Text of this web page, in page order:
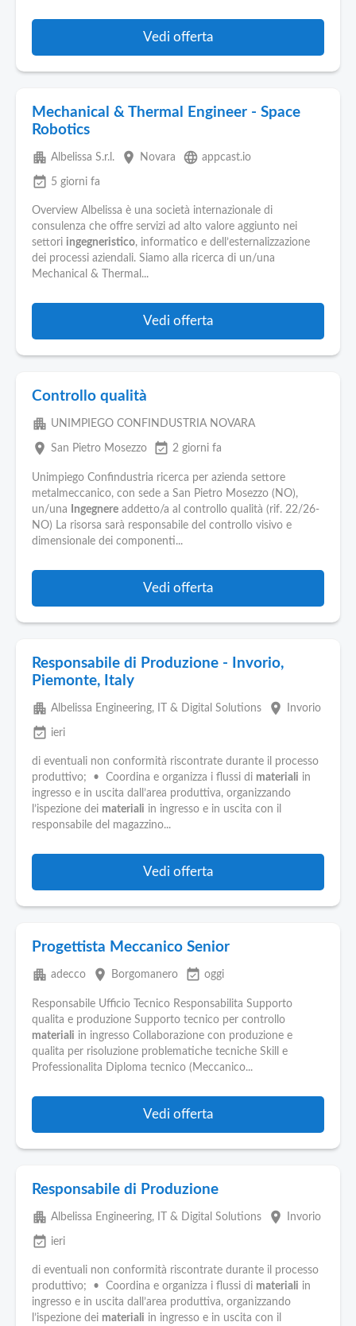
Vedi offerta
Mechanical & Thermal Engineer - Space
Robotics
apartment Albelissa S.r.l. place Novara language appcast.io
event_available 5 giorni fa
Overview Albelissa è una società internazionale di
consulenza che offre servizi ad alto valore aggiunto nei
settori ingegneristico, informatico e dell’esternalizzazione
dei processi aziendali. Siamo alla ricerca di un/una
Mechanical & Thermal...
Vedi offerta
Controllo qualità
apartment UNIMPIEGO CONFINDUSTRIA NOVARA
place San Pietro Mosezzo event_available 2 giorni fa
Unimpiego Confindustria ricerca per azienda settore
metalmeccanico, con sede a San Pietro Mosezzo (NO),
un/una
Ingegnere addetto/a al controllo qualità (rif. 22/26-
NO) La risorsa sarà responsabile del controllo visivo e
dimensionale dei componenti...
Vedi offerta
Responsabile di Produzione - Invorio,
Piemonte, Italy
apartment Albelissa Engineering, IT & Digital Solutions place Invorio
event_available ieri
di eventuali non conformità riscontrate durante il processo
produttivo; • Coordina e organizza i flussi di materiali in
ingresso e in uscita dall’area produttiva, organizzando
l’ispezione dei materiali in ingresso e in uscita con il
responsabile del magazzino...
Vedi offerta
Progettista Meccanico Senior
apartment adecco place Borgomanero event_available oggi
Responsabile Ufficio Tecnico Responsabilita Supporto
qualita e produzione Supporto tecnico per controllo
materiali in ingresso Collaborazione con produzione e
qualita per risoluzione problematiche tecniche Skill e
Professionalita Diploma tecnico (Meccanico...
Vedi offerta
Responsabile di Produzione
apartment Albelissa Engineering, IT & Digital Solutions place Invorio
event_available ieri
di eventuali non conformità riscontrate durante il processo
produttivo; • Coordina e organizza i flussi di materiali in
ingresso e in uscita dall’area produttiva, organizzando
l’ispezione dei materiali in ingresso e in uscita con il